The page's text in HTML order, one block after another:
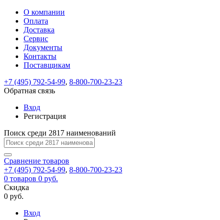
ВходРегистрация
Только
test@example.com
отправлена
по
ней
для
регистрации.
Ок
Только
Запомнить
меня
Забыли
Восстановление
пароля
Заполните
форму.
Мы
отправим
ссылку
на
указанный
электронный
адрес,
перейдя
по
которой
вы
новый
На
вашу
test@test.ru
отправлена
ссылка.
Перейдите
по
для
смены
пароля.
Введите
новый
пароль
Сменить
Пароль
успешно
Войти
Обратная
связь
Сообщение
пользовательского
соглашения
Ваше
сообщение
успешно
О компании
Оплата
Доставка
Сервис
Документы
Контакты
Поставщикам
+7 (495) 792-54-99, 8-800-700-23-23
Обратная связь
Вход
Регистрация
Поиск среди 2817 наименований
Сравнение товаров
+7 (495) 792-54-99, 8-800-700-23-23
0 товаров 0 руб.
Скидка
0 руб.
Вход